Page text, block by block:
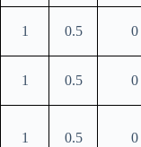
0
0.5
1
0
0.5
1
0
0.5
1